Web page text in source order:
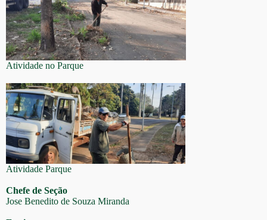
Atividade no Parque
Atividade Parque
Chefe de Seção
Jose Benedito de Souza Miranda